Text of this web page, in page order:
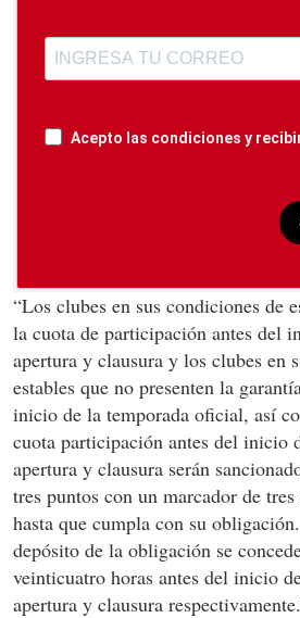
Acepto las condiciones y
“Los clubes en sus condiciones de
la cuota de participación antes del
apertura y clausura y los clubes en
estables que no presenten la
inicio de la temporada oficial, así
cuota participación antes del inicio
apertura y clausura serán
tres puntos con un marcador de
hasta que cumpla con su
depósito de la obligación se
veinticuatro horas antes del inicio
apertura y clausura